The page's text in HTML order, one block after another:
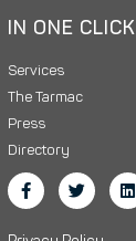
IN ONE CLICK
Services
The Tarmac
Press
Directory